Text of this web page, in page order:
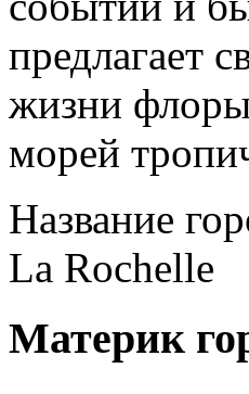
предлагает
жизни
морей
Название
La Rochelle
Материк